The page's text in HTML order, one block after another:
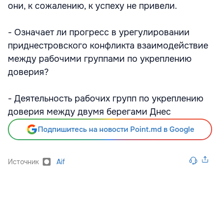
они, к сожалению, к успеху не привели.
- Означает ли прогресс в урегулировании
приднестровского конфликта взаимодействие
между рабочими группами по укреплению
доверия?
- Деятельность рабочих групп по укреплению
доверия между двумя берегами Днес
Подпишитесь на новости Point.md в Google
Источник Aif